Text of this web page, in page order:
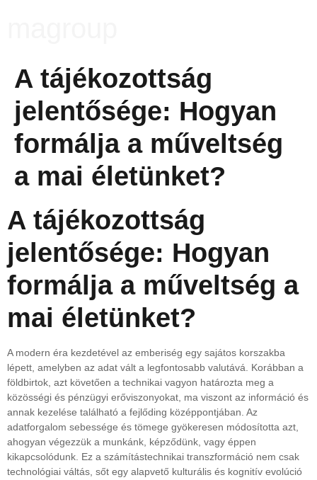
A tájékozottság
jelentősége: Hogyan
formálja a műveltség
a mai életünket?
A tájékozottság
jelentősége: Hogyan
formálja a műveltség a
mai életünket?
A modern éra kezdetével az emberiség egy sajátos korszakba
lépett, amelyben az adat vált a legfontosabb valutává. Korábban a
földbirtok, azt követően a technikai vagyon határozta meg a
közösségi és pénzügyi erőviszonyokat, ma viszont az információ és
annak kezelése található a fejlőding középpontjában. Az
adatforgalom sebessége és tömege gyökeresen módosította azt,
ahogyan végezzük a munkánk, képződünk, vagy éppen
kikapcsolódunk. Ez a számítástechnikai transzformáció nem csak
technológiai váltás, sőt egy alapvető kulturális és kognitív evolúció